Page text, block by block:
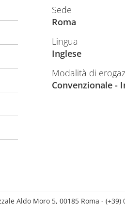
Sede
Roma
Lingua
Inglese
Modalità di
Convenzionale -
Aldo Moro 5, 00185 Roma - (+39)